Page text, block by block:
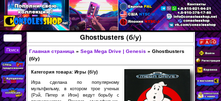
Перейти к основному
содержанию
КУПИТЬ
СОВРЕМЕННЫЕ И
РЕТРО ИГРОВЫЕ
ПРИСТАВКИ,
Ghostbusters (б/у)
Вы здесь
Главная страница Sega Mega Drive | Genesis »
(б/у)